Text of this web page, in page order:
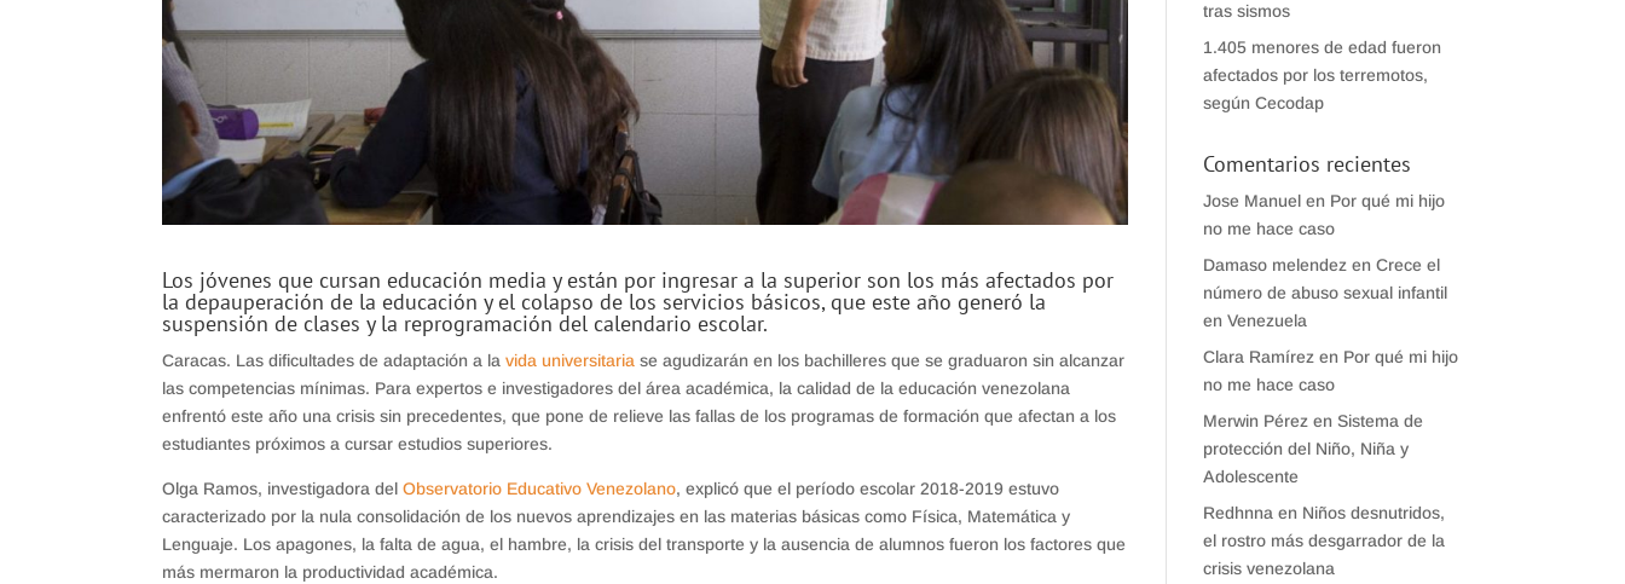
Los jóvenes que cursan educación media y están por ingresar a la superior son los más afectados por
la depauperación de la educación y el colapso de los servicios básicos, que este año generó la
suspensión de clases y la reprogramación del calendario escolar.
Caracas. Las dificultades de adaptación a lavida universitaria se agudizarán en los bachilleres que se graduaron sin alcanzar
las competencias mínimas. Para expertos e investigadores del área académica, la calidad de la educación venezolana
enfrentó este año una crisis sin precedentes, que pone de relieve las fallas de los programas de formación que afectan a los
estudiantes próximos a cursar estudios superiores.
Olga Ramos, investigadora delObservatorio Educativo Venezolano, explicó que el período escolar 2018-2019 estuvo
caracterizado por la nula consolidación de los nuevos aprendizajes en las materias básicas como Física, Matemática y
Lenguaje. Los apagones, la falta de agua, el hambre, la crisis del transporte y la ausencia de alumnos fueron los factores que
más mermaron la productividad académica.
tras sismos
1.405 menores de edad fueron
afectados por los terremotos,
según Cecodap
Comentarios recientes
Jose Manuelen Por qué mi hijo
no me hace caso
Damaso melendez en Crece el
número de abuso sexual infantil
en Venezuela
Clara Ramírez en Por qué mi hijo
no me hace caso
Merwin Pérez en Sistema de
protección del Niño, Niña y
Adolescente
Redhnna en Niños desnutridos,
el rostro más desgarrador de la
crisis venezolana